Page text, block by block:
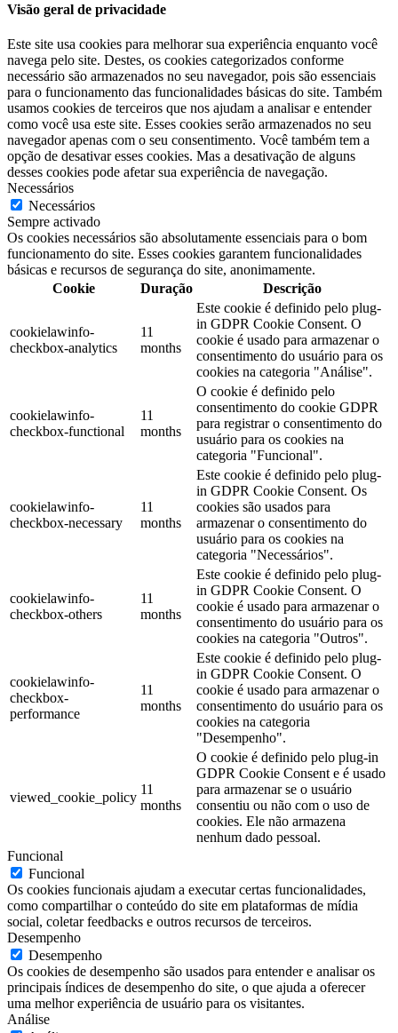
Visão geral de privacidade
Este site usa cookies para melhorar sua experiência enquanto você
navega pelo site. Destes, os cookies categorizados conforme
necessário são armazenados no seu navegador, pois são essenciais
para o funcionamento das funcionalidades básicas do site. Também
usamos cookies de terceiros que nos ajudam a analisar e entender
como você usa este site. Esses cookies serão armazenados no seu
navegador apenas com o seu consentimento. Você também tem a
opção de desativar esses cookies. Mas a desativação de alguns
desses cookies pode afetar sua experiência de navegação.
Necessários
Necessários
Sempre activado
Os cookies necessários são absolutamente essenciais para o bom
funcionamento do site. Esses cookies garantem funcionalidades
básicas e recursos de segurança do site, anonimamente.
Cookie
Duração Descrição
cookielawinfo-
checkbox-analytics
11
months
Este cookie é definido pelo plug-
in GDPR Cookie Consent. O
cookie é usado para armazenar o
consentimento do usuário para os
cookies na categoria "Análise".
cookielawinfo-
checkbox-functional
11
months
O cookie é definido pelo
consentimento do cookie GDPR
para registrar o consentimento do
usuário para os cookies na
categoria "Funcional".
cookielawinfo-
checkbox-necessary
11
months
Este cookie é definido pelo plug-
in GDPR Cookie Consent. Os
cookies são usados ​​para
armazenar o consentimento do
usuário para os cookies na
categoria "Necessários".
cookielawinfo-
checkbox-others
11
months
Este cookie é definido pelo plug-
in GDPR Cookie Consent. O
cookie é usado para armazenar o
consentimento do usuário para os
cookies na categoria "Outros".
cookielawinfo-
checkbox-
performance
11
months
Este cookie é definido pelo plug-
in GDPR Cookie Consent. O
cookie é usado para armazenar o
consentimento do usuário para os
cookies na categoria
"Desempenho".
viewed_cookie_policy
11
months
O cookie é definido pelo plug-in
GDPR Cookie Consent e é usado
para armazenar se o usuário
consentiu ou não com o uso de
cookies. Ele não armazena
nenhum dado pessoal.
Funcional
Funcional
Os cookies funcionais ajudam a executar certas funcionalidades,
como compartilhar o conteúdo do site em plataformas de mídia
social, coletar feedbacks e outros recursos de terceiros.
Desempenho
Desempenho
Os cookies de desempenho são usados ​​para entender e analisar os
principais índices de desempenho do site, o que ajuda a oferecer
uma melhor experiência de usuário para os visitantes.
Análise